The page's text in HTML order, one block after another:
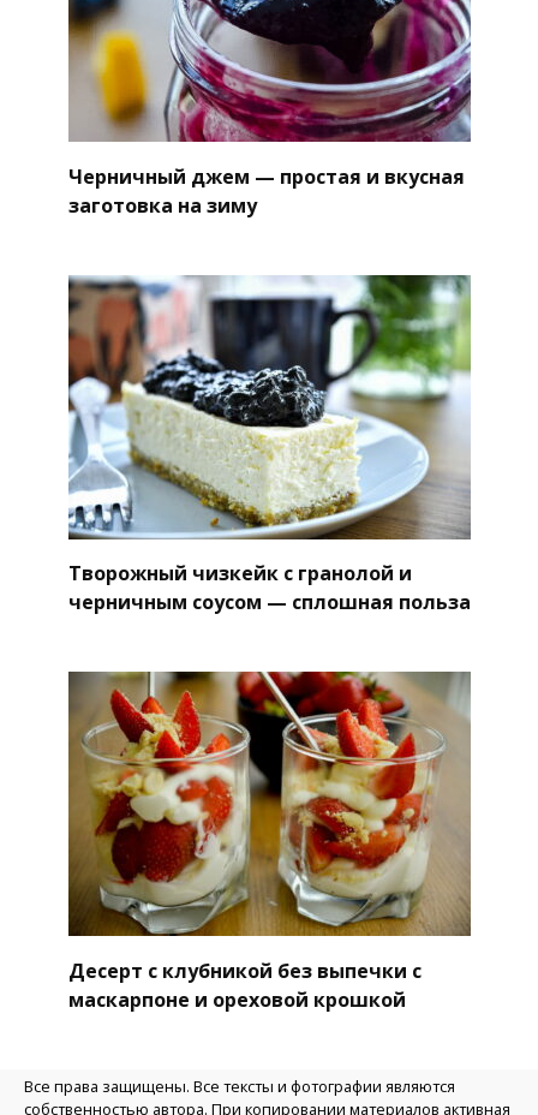
Черничный джем — простая и вкусная
заготовка на зиму
Творожный чизкейк с гранолой и
черничным соусом — сплошная польза
Десерт с клубникой без выпечки с
маскарпоне и ореховой крошкой
Все права защищены. Все тексты и фотографии являются
собственностью автора. При копировании материалов активная